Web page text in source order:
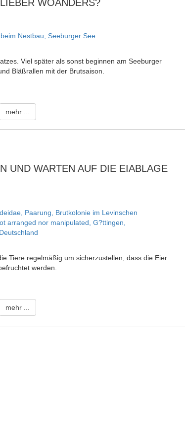
WOANDERS?
Viel später als sonst beginnen am Seeburger
Bläßrallen mit der Brutsaison.
mehr ...
UND WARTEN AUF DIE EIABLAGE
Tiere regelmäßig um sicherzustellen, dass die Eier
werden.
mehr ...